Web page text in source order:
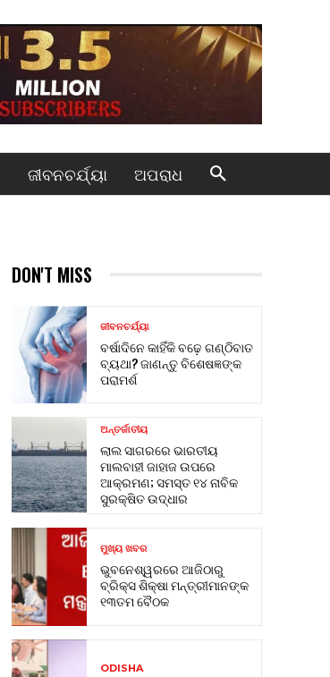
ଜୀବନଚର୍ଯ୍ୟା ଅପରାଧ
DON'T MISS
ଜୀବନଚର୍ଯ୍ୟା
ବର୍ଷାଦିନେ କାହିଁକି ବଢ଼େ ଗଣ୍ଠିବାତ
ବ୍ୟଥା? ଜାଣନ୍ତୁ ବିଶେଷଜ୍ଞଙ୍କ
ପରାମର୍ଶ
ଅନ୍ତର୍ଜାତୀୟ
ଲାଲ ସାଗରରେ ଭାରତୀୟ
ମାଲବାହୀ ଜାହାଜ ଉପରେ
ଆକ୍ରମଣ; ସମସ୍ତ ୧୪ ନାବିକ
ସୁରକ୍ଷିତ ଉଦ୍ଧାର
ମୁଖ୍ୟ ଖବର
ଭୁବନେଶ୍ୱରରେ ଆଜିଠାରୁ
ବ୍ରିକ୍ସ ଶିକ୍ଷା ମନ୍ତ୍ରୀମାନଙ୍କ
୧୩ତମ ବୈଠକ
ODISHA